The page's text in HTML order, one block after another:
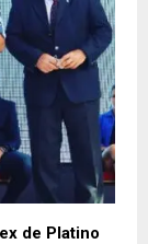
de Platino